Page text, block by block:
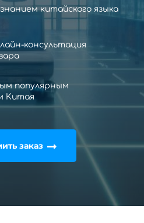
китайского языка
консультация
популярным
Китая
заказ